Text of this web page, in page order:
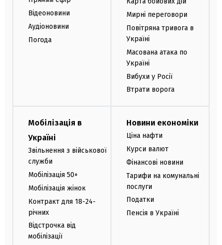
Відеоновини
Аудіоновини
Погода
Мирні переговори
Повітряна тривога в
Україні
Масована атака по
Україні
Вибухи у Росії
Втрати ворога
Мобілізація в
Україні
Звільнення з військової
служби
Мобілізація 50+
Мобілізація жінок
Контракт для 18-24-
річних
Відстрочка від
мобілізації
Новини економіки
Ціна нафти
Курси валют
Фінансові новини
Тарифи на комунальні
послуги
Податки
Пенсія в Україні